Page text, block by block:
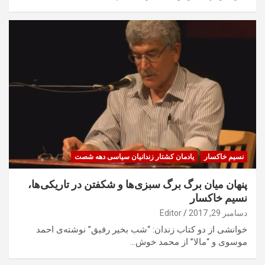
نسیم خاکسار یادمان کشتار زندانیان سیاسی دهه شصت
پنهان میان برگ برگ سبزی‌ها و شکفتن در تاریکی‌ها،
نسيم خاكسار
دسامبر 29, 2017 Editor
خوانشی از دو کتاب زندان: “شب بخیر رفیق” نوشته‌ی احمد
موسوی و “مالا” از محمد خوش…